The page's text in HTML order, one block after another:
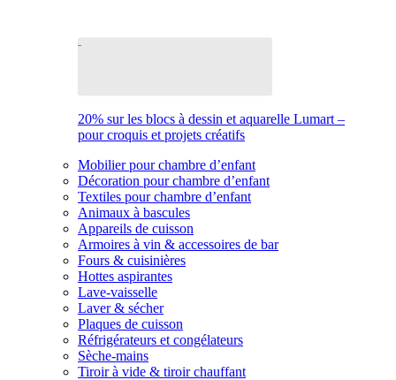
20% sur les blocs à dessin et aquarelle Lumart –
pour croquis et projets créatifs
Mobilier pour chambre d’enfant
Décoration pour chambre d’enfant
Textiles pour chambre d’enfant
Animaux à bascules
Appareils de cuisson
Armoires à vin & accessoires de bar
Fours & cuisinières
Hottes aspirantes
Lave-vaisselle
Laver & sécher
Plaques de cuisson
Réfrigérateurs et congélateurs
Sèche-mains
Tiroir à vide & tiroir chauffant